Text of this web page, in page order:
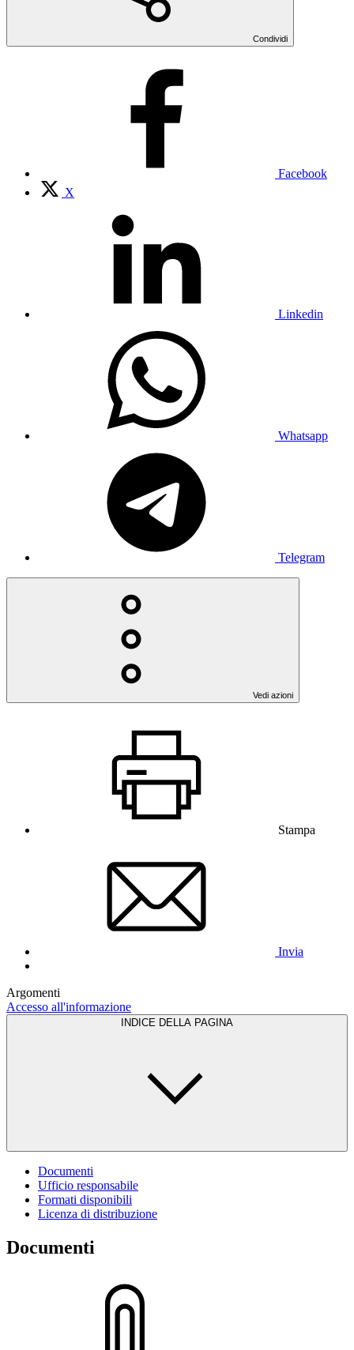
Condividi
Facebook
X
Linkedin
Whatsapp
Telegram
Vedi azioni
Stampa
Invia
Argomenti
Accesso all'informazione
INDICE DELLA PAGINA
Documenti
Ufficio responsabile
Formati disponibili
Licenza di distribuzione
Documenti